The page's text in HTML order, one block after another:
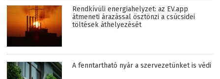
Rendkívüli energiahelyzet: az EV.app
átmeneti árazással ösztönzi a csúcsidei
töltések áthelyezését
A fenntartható nyár a szervezetünket is védi